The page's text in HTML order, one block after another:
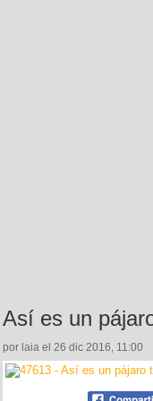
Así es un
por laia el 26 dic 2016, 11:00